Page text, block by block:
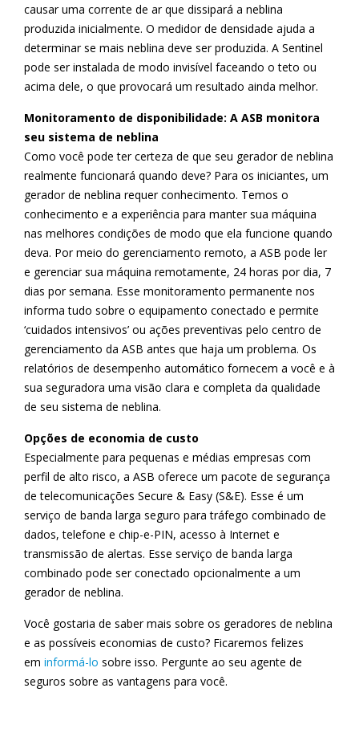
causar uma corrente de ar que dissipará a neblina
produzida inicialmente. O medidor de densidade ajuda a
determinar se mais neblina deve ser produzida. A Sentinel
pode ser instalada de modo invisível faceando o teto ou
acima dele, o que provocará um resultado ainda melhor.
Monitoramento de disponibilidade: A ASB monitora
seu sistema de neblina
Como você pode ter certeza de que seu gerador de neblina
realmente funcionará quando deve? Para os iniciantes, um
gerador de neblina requer conhecimento. Temos o
conhecimento e a experiência para manter sua máquina
nas melhores condições de modo que ela funcione quando
deva. Por meio do gerenciamento remoto, a ASB pode ler
e gerenciar sua máquina remotamente, 24 horas por dia, 7
dias por semana. Esse monitoramento permanente nos
informa tudo sobre o equipamento conectado e permite
‘cuidados intensivos’ ou ações preventivas pelo centro de
gerenciamento da ASB antes que haja um problema. Os
relatórios de desempenho automático fornecem a você e à
sua seguradora uma visão clara e completa da qualidade
de seu sistema de neblina.
Opções de economia de custo
Especialmente para pequenas e médias empresas com
perfil de alto risco, a ASB oferece um pacote de segurança
de telecomunicações Secure & Easy (S&E). Esse é um
serviço de banda larga seguro para tráfego combinado de
dados, telefone e chip-e-PIN, acesso à Internet e
transmissão de alertas. Esse serviço de banda larga
combinado pode ser conectado opcionalmente a um
gerador de neblina.
Você gostaria de saber mais sobre os geradores de neblina
e as possíveis economias de custo? Ficaremos felizes
em informá-lo sobre isso. Pergunte ao seu agente de
seguros sobre as vantagens para você.